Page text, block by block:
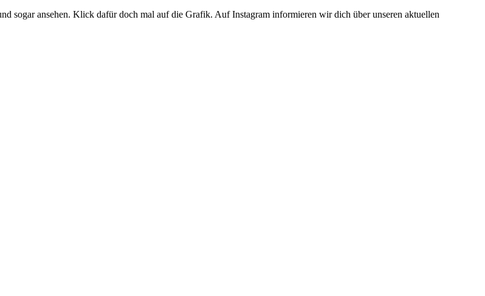
sogar ansehen. Klick dafür doch mal auf die Grafik. Auf Instagram informieren wir dich über unseren aktuellen